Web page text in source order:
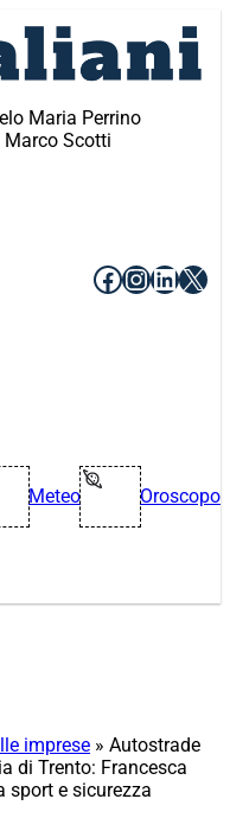
Maria Perrino
Marco Scotti
Facebook
X
Meteo Oroscopo
imprese » Autostrade
di Trento: Francesca
sport e sicurezza